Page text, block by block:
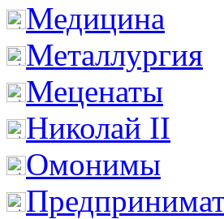
Медицина
Металлургия
Меценаты
Николай II
Омонимы